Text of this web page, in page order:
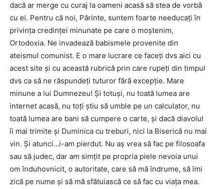
dacă ar merge cu curaj la oameni acasă să stea de vorbă
cu ei. Pentru că noi, Părinte, suntem foarte needucaţi în
privinţa credinţei minunate pe care o moştenim,
Ortodoxia. Ne invadează babismele provenite din
ateismul comunist. E o mare lucrare ce faceţi dvs aici cu
acest site şi cu această rubrică prin care rupeţi din timpul
dvs ca să ne răspundeţi tuturor fără excepţie. Mare
minune a lui Dumnezeu! Şi totuşi, nu toată lumea are
internet acasă, nu toţi ştiu să umble pe un calculator, nu
toată lumea are bani să cumpere o carte, şi dacă diavolul
îi mai trimite şi Duminica cu treburi, nici la Biserică nu mai
vin. Şi atunci…i-am pierdut. Nu aş vrea să fac pe filosoafa
sau să judec, dar am simţit pe propria piele nevoia unui
om înduhovnicit, o autoritate, care să mă îndrume, să îmi
zică pe nume şi să mă sfătuiască ce să fac cu viaţa mea.